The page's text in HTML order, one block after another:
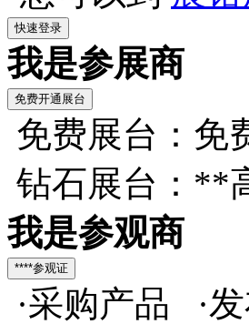
我是参展商
免费展台：免
钻石展台：**
我是参观商
·采购产品 ·